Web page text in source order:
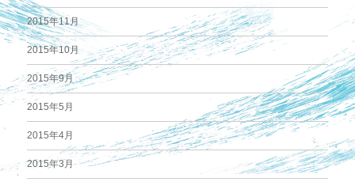
2015年11月
2015年10月
2015年9月
2015年5月
2015年4月
2015年3月